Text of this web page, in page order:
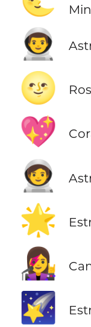
👨‍🚀
🌝
💖
🧑‍🚀
🌟
👩‍🎤
🌠